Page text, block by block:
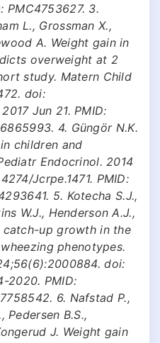
PMC4753627. 3.
L., Grossman X.,
A. Weight gain in
overweight at 2
study. Matern Child
doi:
Jun 21. PMID:
4. Güngör N.K.
children and
Endocrinol. 2014
Jcrpe.1471. PMID:
5. Kotecha S.J.,
W.J., Henderson A.J.,
catch-up growth in the
phenotypes.
doi:
2020. PMID:
6. Nafstad P.,
Pedersen B.S.,
J. Weight gain